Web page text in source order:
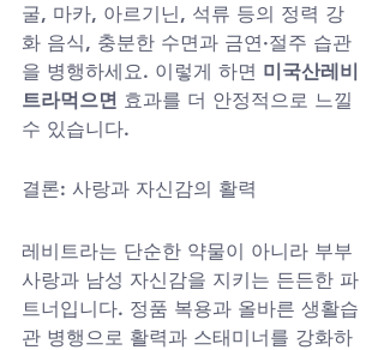
굴, 마카, 아르기닌, 석류 등의 정력 강
화 음식, 충분한 수면과 금연·절주 습관
을 병행하세요. 이렇게 하면 미국산레비
트라먹으면 효과를 더 안정적으로 느낄
수 있습니다.
결론: 사랑과 자신감의 활력
레비트라는 단순한 약물이 아니라 부부
사랑과 남성 자신감을 지키는 든든한 파
트너입니다. 정품 복용과 올바른 생활습
관 병행으로 활력과 스태미너를 강화하